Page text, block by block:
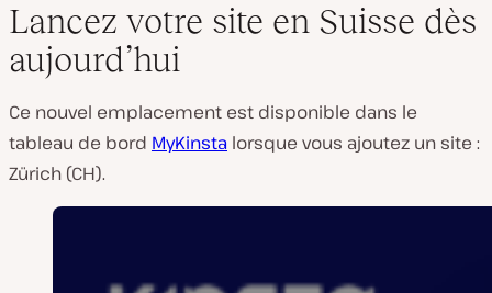
Lancez votre site en Suisse dès
aujourd’hui
Ce nouvel emplacement est disponible dans le
tableau de bord MyKinsta lorsque vous ajoutez un site :
Zürich (CH).